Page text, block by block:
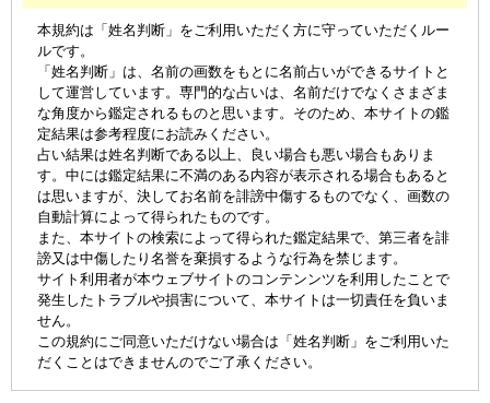
本規約は「姓名判断」をご利用いただく方に守っていただくルー
ルです。
「姓名判断」は、名前の画数をもとに名前占いができるサイトと
して運営しています。専門的な占いは、名前だけでなくさまざま
な角度から鑑定されるものと思います。そのため、本サイトの鑑
定結果は参考程度にお読みください。
占い結果は姓名判断である以上、良い場合も悪い場合もありま
す。中には鑑定結果に不満のある内容が表示される場合もあると
は思いますが、決してお名前を誹謗中傷するものでなく、画数の
自動計算によって得られたものです。
また、本サイトの検索によって得られた鑑定結果で、第三者を誹
謗又は中傷したり名誉を棄損するような行為を禁じます。
サイト利用者が本ウェブサイトのコンテンンツを利用したことで
発生したトラブルや損害について、本サイトは一切責任を負いま
せん。
この規約にご同意いただけない場合は「姓名判断」をご利用いた
だくことはできませんのでご了承ください。